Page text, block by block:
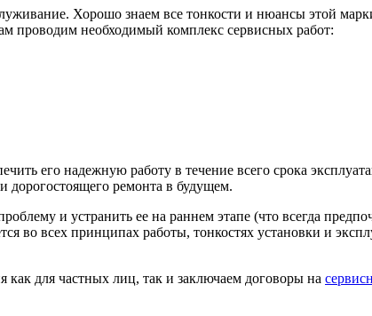
Хорошо знаем все тонкости и нюансы этой
проводим необходимый комплекс сервисных работ:
его надежную работу в течение всего срока
дорогостоящего ремонта в будущем.
и устранить ее на раннем этапе (что всегда
во всех принципах работы, тонкостях установки и
для частных лиц, так и заключаем договоры на